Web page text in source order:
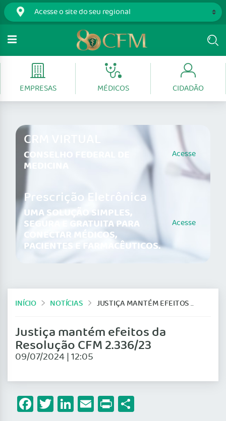
EMPRESAS MÉDICOS CIDADÃO
CRM VIRTUAL
CONSELHO FEDERAL DE
MEDICINA
Acesse
Prescrição Eletrônica
UMA SOLUÇÃO SIMPLES,
SEGURA E GRATUITA PARA
CONECTAR MÉDICOS,
PACIENTES E FARMACÊUTICOS.
Acesse
INÍCIO NOTÍCIAS JUSTIÇA MANTÉM EFEITOS DA RESOLUÇÃO CFM 2.336/23
Justiça mantém efeitos da
Resolução CFM 2.336/23
09/07/2024 | 12:05
Facebook
Twitter
LinkedIn
Email
Print